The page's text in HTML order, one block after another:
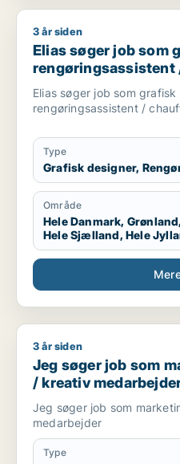
Elias søger job som
3 år siden
Elias søger job som
rengøringsassistent
Elias søger job som
rengøringsassistent /
Type
Grafisk designer,
Område
Hele Danmark,
Hele Sjælland, Hele
Jeg søger job som
3 år siden
Jeg søger job som
/ kreativ
Jeg søger job som
medarbejder
Type